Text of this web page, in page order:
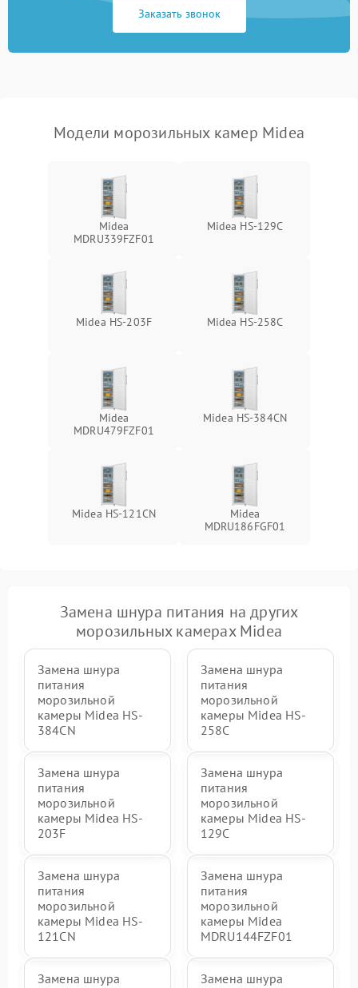
Заказать звонок
Модели морозильных камер Midea
Midea
MDRU339FZF01
Midea HS-129C
Midea HS-203F Midea HS-258C
Midea
MDRU479FZF01
Midea HS-384CN
Midea HS-121CN
Midea
MDRU186FGF01
Замена шнура питания на других
морозильных камерах Midea
Замена шнура
питания
морозильной
камеры Midea HS-
384CN
Замена шнура
питания
морозильной
камеры Midea HS-
258C
Замена шнура
питания
морозильной
камеры Midea HS-
203F
Замена шнура
питания
морозильной
камеры Midea HS-
129C
Замена шнура
питания
морозильной
камеры Midea HS-
121CN
Замена шнура
питания
морозильной
камеры Midea
MDRU144FZF01
Замена шнура
Замена шнура